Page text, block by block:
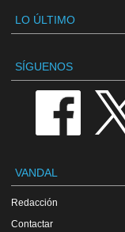
LO ÚLTIMO
SÍGUENOS
VANDAL
Redacción
Contactar